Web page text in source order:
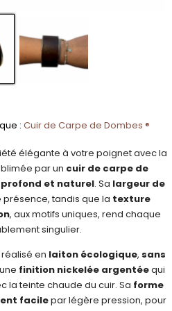
: Cuir de Carpe de Dombes ®
élégante à votre poignet avec la
par un cuir de carpe de
et naturel. Sa largeur de
tandis que la texture
, aux motifs uniques, rend chaque
singulier.
en laiton écologique, sans
finition nickelée argentéequi
la teinte chaude du cuir. Sa forme
facilepar légère pression, pour